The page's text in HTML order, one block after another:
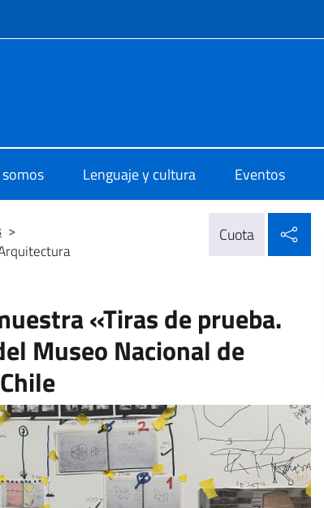
sociales y menú
Lenguaje y cultura Eventos
>
Cuota
«Tiras de prueba.
Museo Nacional de